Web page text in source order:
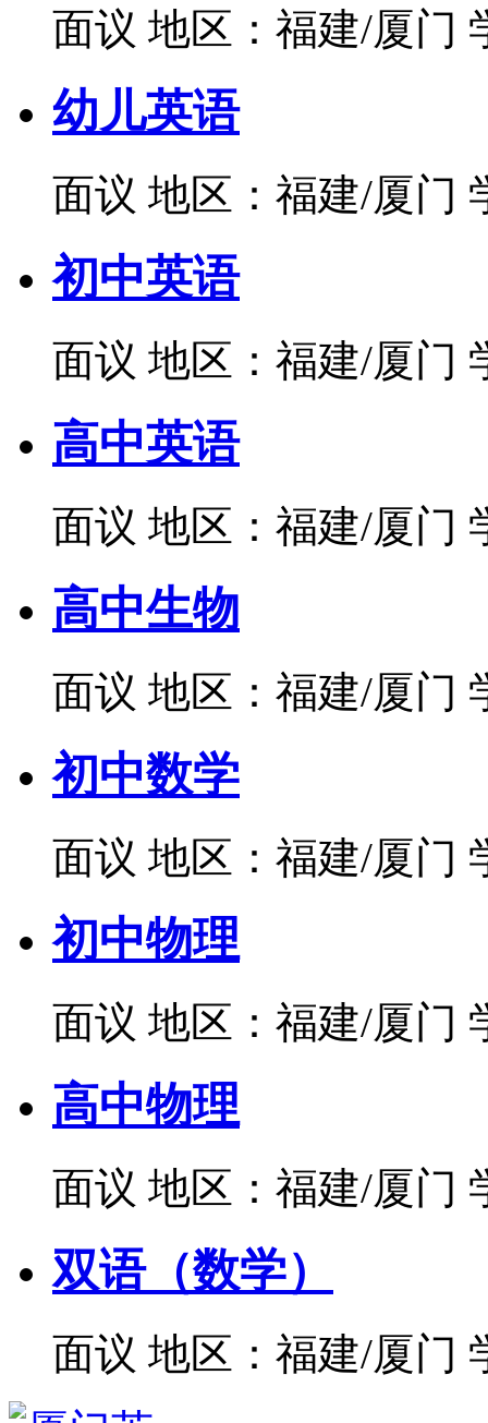
面议 地区：福建/厦门
幼儿英语
面议 地区：福建/厦门
初中英语
面议 地区：福建/厦门
高中英语
面议 地区：福建/厦门
高中生物
面议 地区：福建/厦门
初中数学
面议 地区：福建/厦门
初中物理
面议 地区：福建/厦门
高中物理
面议 地区：福建/厦门
双语（数学）
面议 地区：福建/厦门